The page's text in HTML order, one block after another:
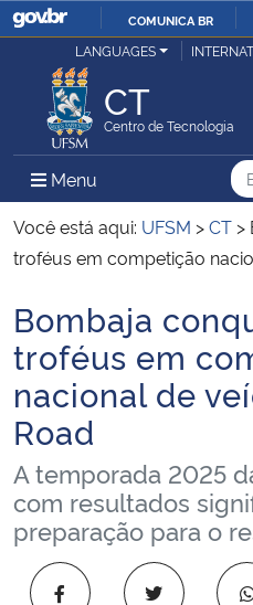
COMUNICA BR
Ministério da Justiça e Segurança
Ministério da Defesa
Ministério das Relações Exteriores
Ministério da Infraestrutura
Ministério da Agricultura, Pecuária e
Ministério da Cidadania
Ministério da Saúde
LANGUAGES
CT
Centro de Tecnologia
Menu Menu Principal
Você está aqui: UFSM >CT >
troféus em competição
Início do conteúdo
Bombaja
troféus em
nacional de
Road
A temporada 2025
com resultados
preparação para o